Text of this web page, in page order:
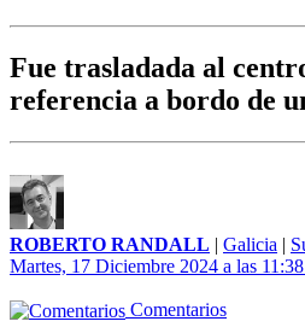
Fue trasladada al
referencia a bordo de
ROBERTO RANDALL | Galicia |
Martes, 17 Diciembre 2024 a las
Comentarios